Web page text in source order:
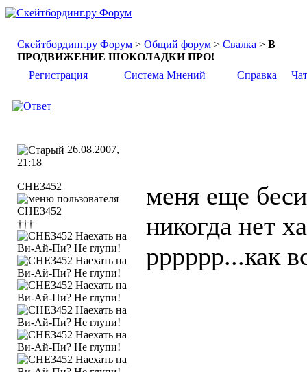
Скейтбординг.ру Форум > Общий форум > Свалка > В
ПРОДВИЖЕНИЕ ШОКОЛАДКИ ПРО!
Регистрация
Система Мнений Справка Чат
26.08.2007,
21:18
CHE3452
†††
меня еще
никогда нет
рррррр...как